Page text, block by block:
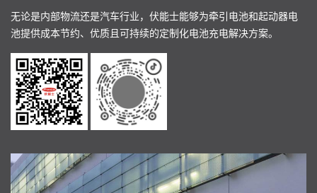
无论是内部物流还是汽车行业，伏能士能够为牵引电池和起动器电
池提供成本节约、优质且可持续的定制化电池充电解决方案。